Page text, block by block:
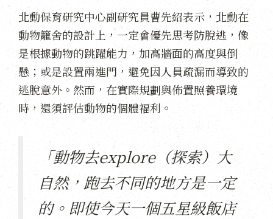
北動保育研究中心副研究員曹先紹表示，北動在
動物籠舍的設計上，一定會優先思考防脫逃，像
是根據動物的跳躍能力，加高牆面的高度與倒
懸；或是設置兩進門，避免因人員疏漏而導致的
逃脫意外。然而，在實際規劃與佈置照養環境
時，還須評估動物的個體福利。
「動物去explore（探索）大
自然，跑去不同的地方是一定
的。即使今天一個五星級飯店